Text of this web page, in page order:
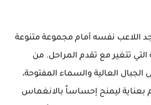
اللاعب نفسه أمام مجموعة متنوعة
التي تتغير مع تقدم المراحل. من
الجبال العالية والسماء المفتوحة،
ليمنح إحساساً بالانغماس